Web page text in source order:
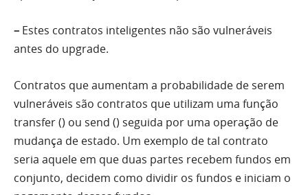
– Estes contratos inteligentes não são vulneráveis ​​
antes do upgrade.
Contratos que aumentam a probabilidade de serem
vulneráveis ​​são contratos que utilizam uma função
transfer () ou send () seguida por uma operação de
mudança de estado. Um exemplo de tal contrato
seria aquele em que duas partes recebem fundos em
conjunto, decidem como dividir os fundos e iniciam o